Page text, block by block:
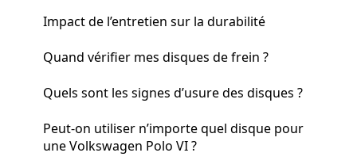
Impact de l’entretien sur la durabilité
Quand vérifier mes disques de frein ?
Quels sont les signes d’usure des disques ?
Peut-on utiliser n’importe quel disque pour
une Volkswagen Polo VI ?